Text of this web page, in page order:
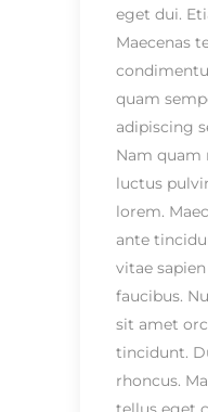
eget dui.
Maecenas
quam
adipiscing
Nam quam
luctus
lorem.
ante
vitae
faucibus.
sit amet
tincidunt.
rhoncus.